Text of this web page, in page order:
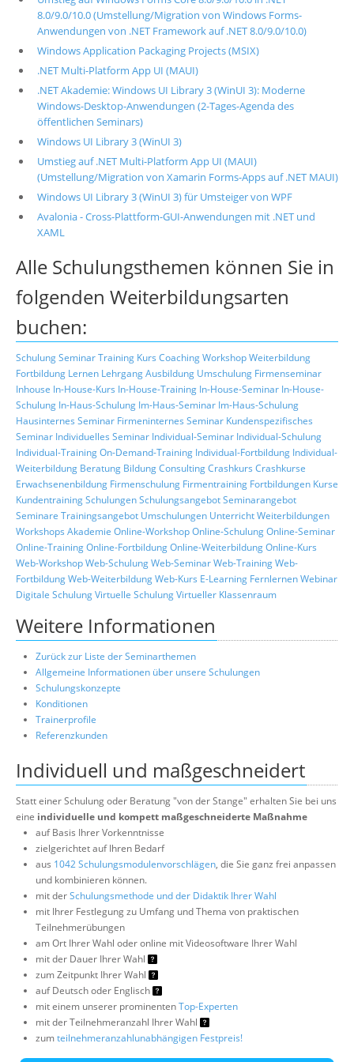
8.0/9.0/10.0 (Umstellung/Migration von Windows Forms-
Anwendungen von .NET Framework auf .NET 8.0/9.0/10.0)
Windows Application Packaging Projects (MSIX)
.NET Multi-Platform App UI (MAUI)
.NET Akademie: Windows UI Library 3 (WinUI 3): Moderne
Windows-Desktop-Anwendungen (2-Tages-Agenda des
öffentlichen Seminars)
Windows UI Library 3 (WinUI 3)
Umstieg auf .NET Multi-Platform App UI (MAUI)
(Umstellung/Migration von Xamarin Forms-Apps auf .NET MAUI)
Windows UI Library 3 (WinUI 3) für Umsteiger von WPF
Avalonia - Cross-Plattform-GUI-Anwendungen mit .NET und
XAML
Alle Schulungsthemen können Sie in
folgenden Weiterbildungsarten
buchen:
SchulungSeminarTraining Kurs CoachingWorkshopWeiterbildung
Fortbildung Lernen LehrgangAusbildung Umschulung Firmenseminar
Inhouse In-House-Kurs In-House-Training In-House-Seminar In-House-
Schulung In-Haus-Schulung Im-Haus-Seminar Im-Haus-Schulung
Hausinternes Seminar Firmeninternes Seminar Kundenspezifisches
Seminar Individuelles Seminar Individual-Seminar Individual-Schulung
Individual-TrainingOn-Demand-Training Individual-Fortbildung Individual-
Weiterbildung Beratung BildungConsultingCrashkurs Crashkurse
Erwachsenenbildung Firmenschulung Firmentraining Fortbildungen Kurse
KundentrainingSchulungenSchulungsangebotSeminarangebot
Seminare Trainingsangebot Umschulungen UnterrichtWeiterbildungen
Workshops Akademie Online-WorkshopOnline-SchulungOnline-Seminar
Online-TrainingOnline-FortbildungOnline-WeiterbildungOnline-Kurs
Web-WorkshopWeb-SchulungWeb-SeminarWeb-TrainingWeb-
FortbildungWeb-WeiterbildungWeb-Kurs E-Learning FernlernenWebinar
Digitale SchulungVirtuelle SchulungVirtueller Klassenraum
Weitere Informationen
Zurück zur Liste der Seminarthemen
Allgemeine Informationen über unsere Schulungen
Schulungskonzepte
Konditionen
Trainerprofile
Referenzkunden
Individuell und maßgeschneidert
Statt einer Schulung oder Beratung "von der Stange" erhalten Sie bei uns
eine individuelle und kompett maßgeschneiderte Maßnahme
auf Basis Ihrer Vorkenntnisse
zielgerichtet auf Ihren Bedarf
aus 1042 Schulungsmodulenvorschlägen, die Sie ganz frei anpassen
und kombinieren können.
mit derSchulungsmethode und der Didaktik Ihrer Wahl
mit Ihrer Festlegung zu Umfang und Thema von praktischen
Teilnehmerübungen
am Ort Ihrer Wahl oder online mit Videosoftware Ihrer Wahl
mit der Dauer Ihrer Wahl
zum Zeitpunkt Ihrer Wahl
auf Deutsch oder Englisch
mit einem unserer prominentenTop-Experten
mit der Teilnehmeranzahl Ihrer Wahl
zumteilnehmeranzahlunabhängigen Festpreis!